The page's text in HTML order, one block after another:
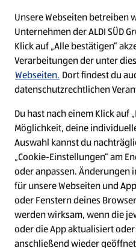
W
i
r
d
a
u
f
W
i
r
d
a
u
f
Cookie - Liste
Unsere Webseiten betreiben
Unternehmen der ALDI SÜD
Klick auf „Alle bestätigen“
Verarbeitungen der unter
Webseiten. Dort findest du
datenschutzrechtlichen
Du hast nach einem Klick auf
Möglichkeit, deine
Auswahl kannst du
„Cookie-Einstellungen“ am
oder anpassen. Änderungen
für unsere Webseiten und
oder Fenstern deines
werden wirksam, wenn die
oder die App aktualisiert
anschließend wieder